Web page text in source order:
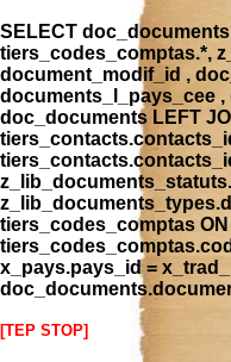
SELECT
tiers_codes_comptas.*,
document_modif_id ,
documents_l_pays_cee
doc_documents LEFT
tiers_codes_comptas
x_pays.pays_id =
[TEP STOP]